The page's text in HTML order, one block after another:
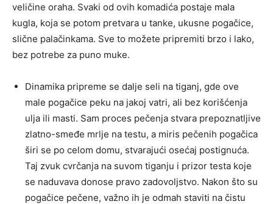
veličine oraha. Svaki od ovih komadića postaje mala
kugla, koja se potom pretvara u tanke, ukusne pogačice,
slične palačinkama. Sve to možete pripremiti brzo i lako,
bez potrebe za puno muke.
Dinamika pripreme se dalje seli na tiganj, gde ove
male pogačice peku na jakoj vatri, ali bez korišćenja
ulja ili masti. Sam proces pečenja stvara prepoznatljive
zlatno-smeđe mrlje na testu, a miris pečenih pogačica
širi se po celom domu, stvarajući osećaj postignuća.
Taj zvuk cvrčanja na suvom tiganju i prizor testa koje
se naduvava donose pravo zadovoljstvo. Nakon što su
pogačice pečene, važno ih je odmah staviti na čistu